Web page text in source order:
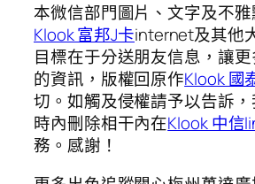
本微信部門圖片、文字及不
Klook 富邦J卡internet及其他
目標在于分送朋友信息，讓
的資訊，版權回原作Klook 國
切。如觸及侵權請予以告訴
時內刪除相干內在Klook 中信
務。感謝！